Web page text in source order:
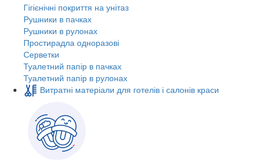
Гігієнічні покриття на унітаз
Рушники в пачках
Рушники в рулонах
Простирадла одноразові
Серветки
Туалетний папір в пачках
Туалетний папір в рулонах
Витратні матеріали для готелів і салонів краси